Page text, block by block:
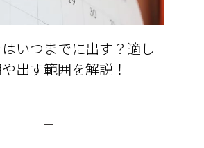
いつまでに出す？適し
出す範囲を解説！